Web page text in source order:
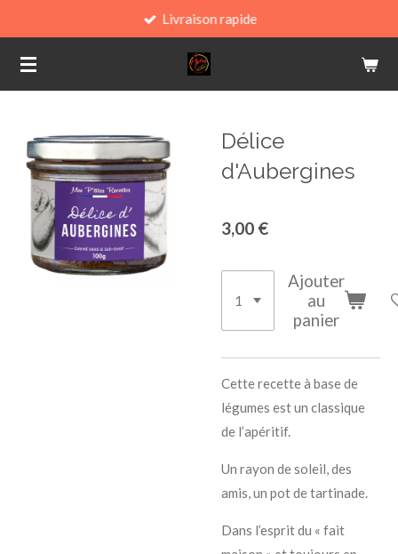
contenu
principal
Livraison rapide
Délice
d'Aubergines
3,00 €
Ajouter
au
panier
Cette recette à base de
légumes est un classique
de l’apéritif.
Un rayon de soleil, des
amis, un pot de tartinade.
Dans l’esprit du « fait